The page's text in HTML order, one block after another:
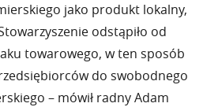
jako produkt lokalny,
odstąpiło od
towarowego, w ten sposób
do swobodnego
– mówił radny Adam